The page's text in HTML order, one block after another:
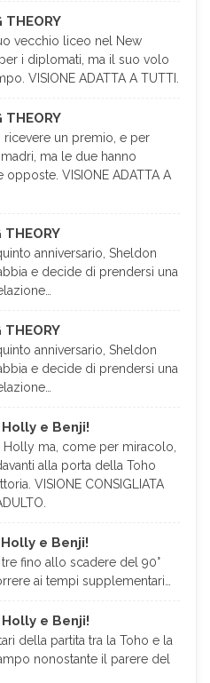
THEORY
vecchio liceo nel New
i diplomati, ma il suo volo
VISIONE ADATTA A TUTTI.
THEORY
ricevere un premio, e per
ma le due hanno
VISIONE ADATTA A
THEORY
anniversario, Sheldon
e decide di prendersi una
THEORY
anniversario, Sheldon
e decide di prendersi una
e Benji!
Holly ma, come per miracolo,
alla porta della Toho
VISIONE CONSIGLIATA
e Benji!
fino allo scadere del 90°
ai tempi supplementari…
e Benji!
della partita tra la Toho e la
nonostante il parere del